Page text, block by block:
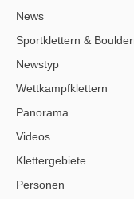
News
Sportklettern &
Newstyp
Wettkampfklettern
Panorama
Videos
Klettergebiete
Personen